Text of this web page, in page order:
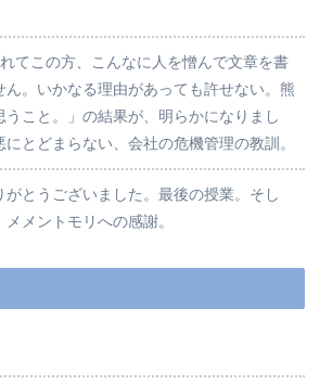
てこの方、こんなに人を憎んで文章を書
ん。いかなる理由があっても許せない。熊
うこと。」の結果が、明らかになりまし
とどまらない、会社の危機管理の教訓。
がとうございました。最後の授業。そし
メントモリへの感謝。